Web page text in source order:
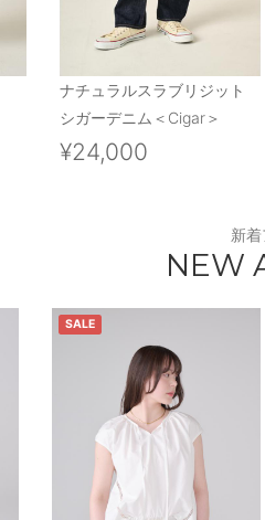
ナチュラルスラブリジット
シガーデニム＜Cigar＞
¥24,000
新
NEW
SALE